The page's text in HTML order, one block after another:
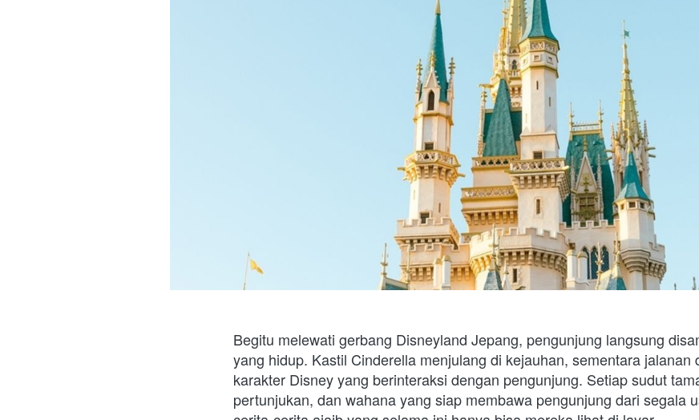
Begitu melewati gerbang Disneyland Jepang, pengunjung langsung
yang hidup. Kastil Cinderella menjulang di kejauhan, sementara jalanan
karakter Disney yang berinteraksi dengan pengunjung. Setiap sudut
pertunjukan, dan wahana yang siap membawa pengunjung dari segala